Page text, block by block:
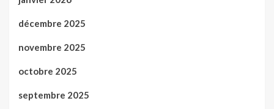
décembre 2025
novembre 2025
octobre 2025
septembre 2025